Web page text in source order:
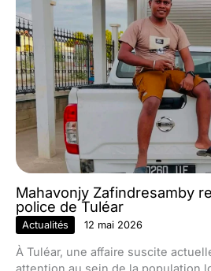
Mahavonjy Zafindresamby
police de Tuléar
Actualités 12 mai 2026
À Tuléar, une affaire suscite